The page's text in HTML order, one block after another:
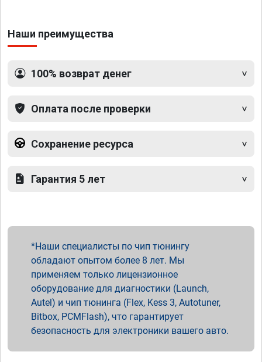
Наши преимущества
100% возврат денег
Оплата после проверки
Сохранение ресурса
Гарантия 5 лет
Наши специалисты по чип тюнингу
обладают опытом более 8 лет. Мы
применяем только лицензионное
оборудование для диагностики (Launch,
Autel) и чип тюнинга (Flex, Kess 3, Autotuner,
Bitbox, PCMFlash), что гарантирует
безопасность для электроники вашего авто.